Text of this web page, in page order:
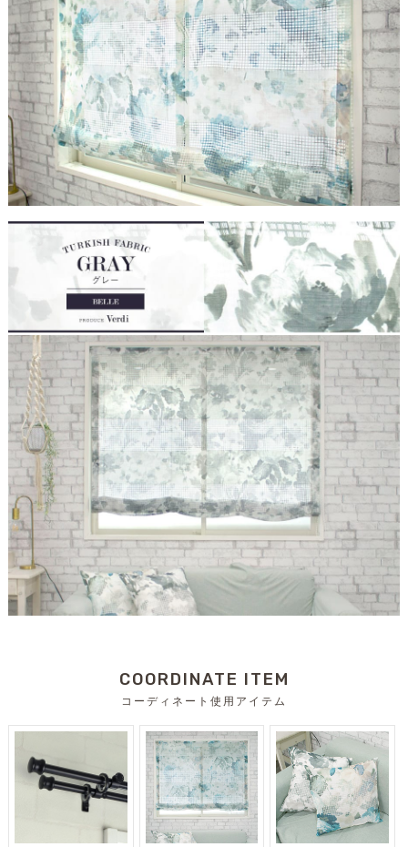
COORDINATE ITEM
コーディネート使用アイテム